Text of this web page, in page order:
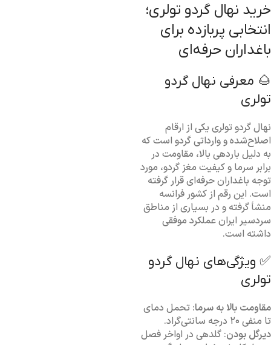
خرید نهال گردو تولری؛
انتخابی پربازده برای
باغداران حرفه‌ای
🌰 معرفی نهال گردو
تولری
نهال گردو تولری یکی از ارقام
اصلاح‌شده و وارداتی گردو است که
به دلیل باردهی بالا، مقاومت در
برابر سرما و کیفیت مغز گردو، مورد
توجه باغداران حرفه‌ای قرار گرفته
است. این رقم از کشور فرانسه
منشأ گرفته و در بسیاری از مناطق
سردسیر ایران عملکرد موفقی
داشته است.
✅ ویژگی‌های نهال گردو
تولری
مقاومت بالا به سرما: تحمل دمای
تا منفی ۲۰ درجه سانتی‌گراد.
دیرگل بودن: گلدهی در اواخر فصل